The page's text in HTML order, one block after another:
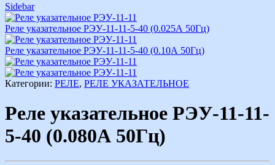
Sidebar
Реле указательное РЭУ-11-11-5-40 (0.025А 50Гц)
Реле указательное РЭУ-11-11-5-40 (0.10А 50Гц)
Категории: РЕЛЕ, РЕЛЕ УКАЗАТЕЛЬНОЕ
Реле указательное РЭУ-11-11-
5-40 (0.080А 50Гц)